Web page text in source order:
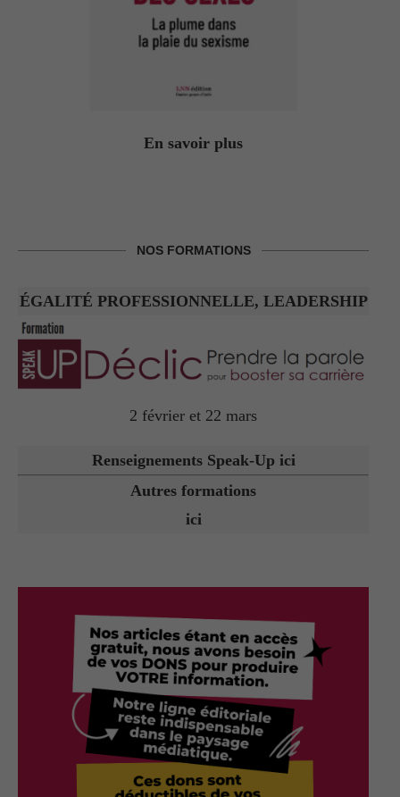
En savoir plus
NOS FORMATIONS
ÉGALITÉ PROFESSIONNELLE, LEADERSHIP
2 février et 22 mars
Renseignements Speak-Up ici
Autres formations
ici